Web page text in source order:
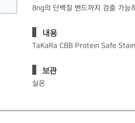
8ng의 단백질 밴드까지 검출 가능
내용
TaKaRa CBB Protein Safe
보관
실온